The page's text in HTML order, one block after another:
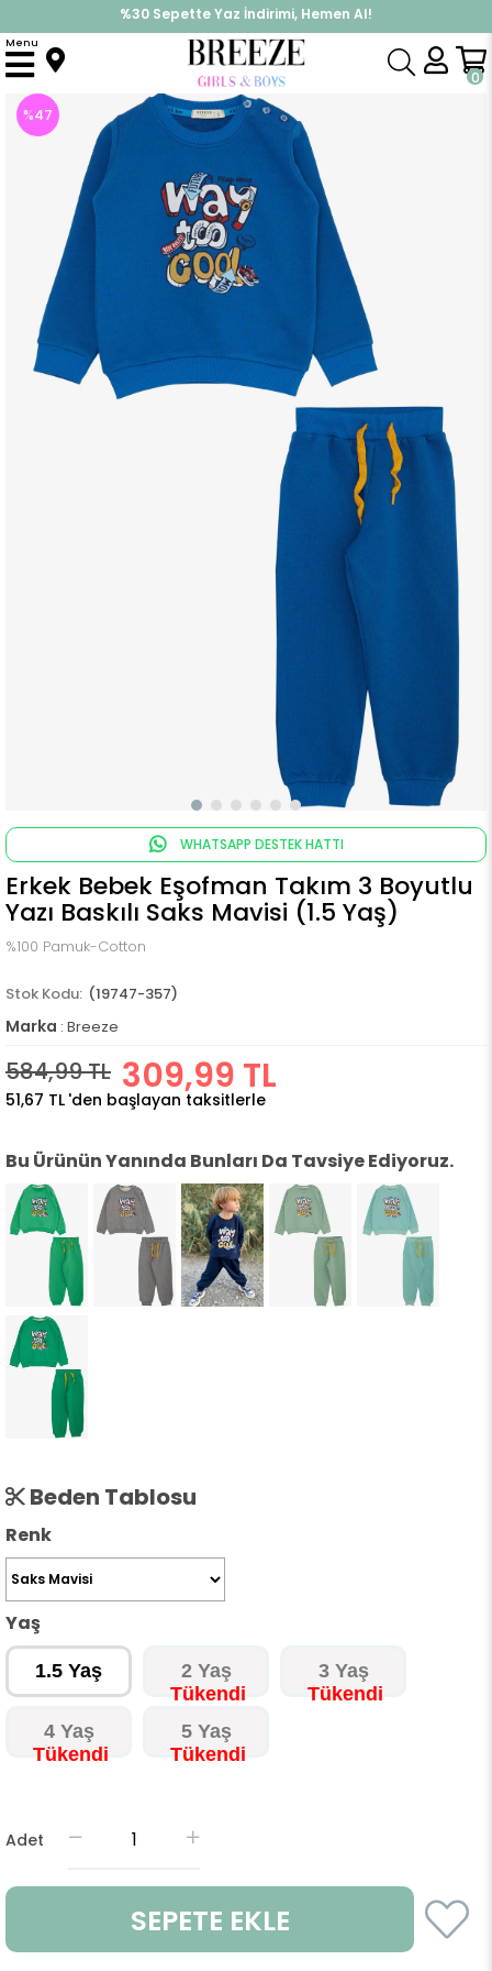
%30 Sepette Yaz İndirimi, Hemen Al!
İndirimlere ek %10 İndirimi Kap, Hemen Üye Ol!
0
Menu
Anasayfa Takımlar Eşofman Takımı
%47
WHATSAPP DESTEK HATTI
Erkek Bebek Eşofman Takım 3 Boyutlu
Yazı Baskılı Saks Mavisi (1.5 Yaş)
%100 Pamuk-Cotton
(19747-357)
Marka : Breeze
584,99 TL 309,99 TL
51,67 TL 'den başlayan taksitlerle
Bu Ürünün Yanında Bunları Da Tavsiye Ediyoruz.
Beden Tablosu
Renk
Yaş
1.5 Yaş 2 Yaş 3 Yaş
4 Yaş 5 Yaş
Adet